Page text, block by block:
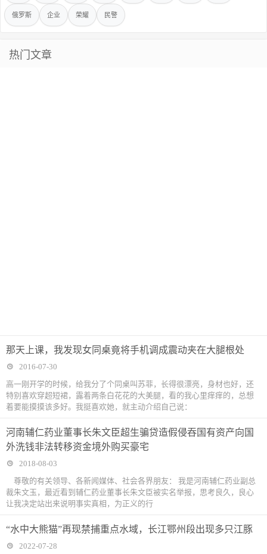
俄罗斯 企业 荣耀 民警
热门文章
那天上课，我发现女同桌竟将手机调成震动夹在大腿根处
2016-07-30
高一刚开学的时候，给我分了个同桌叫苏菲，长得很漂亮，身材也好，还
特别喜欢穿超短裙，露着两条白花花的大美腿，看的我心里痒痒的，总想
着要能摸摸该多好。我挺喜欢她，就主动介绍自己说：
河南辅仁药业董事长朱文臣超生骗贷造假侵吞国有资产向国
外洗钱非法转移资金境外购买豪宅
2018-08-03
尊敬的有关领导、各新闻媒体、社会各界朋友： 我是河南辅仁药业副总
裁朱文玉，最近看到辅仁药业董事长朱文臣被实名举报，思考良久，良心
让我决定站出来说明事实真相，为正义的行
“水中大熊猫”再现禁捕重点水域，长江鄂州段出现多只江豚
2022-07-28